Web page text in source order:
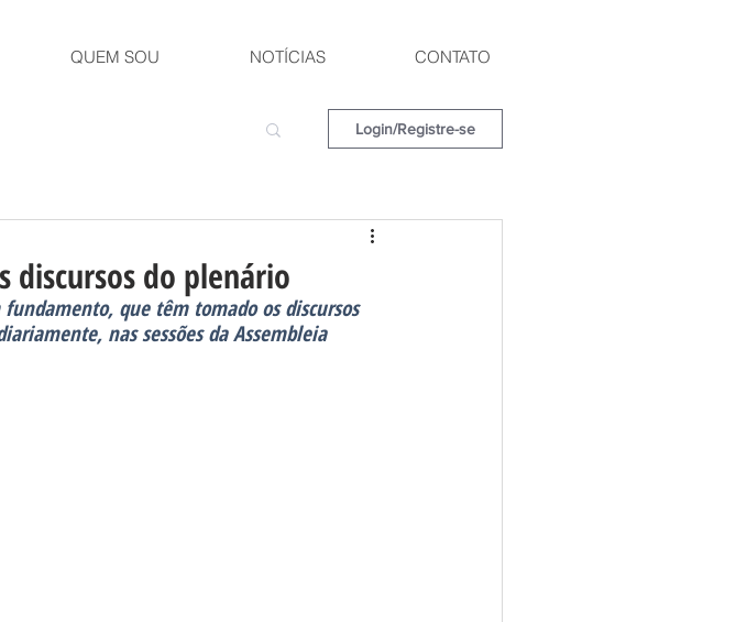
QUEM SOU NOTÍCIAS CONTATO
Login/Registre-se
discursos do plenário
que têm tomado os discursos
nas sessões da Assembleia